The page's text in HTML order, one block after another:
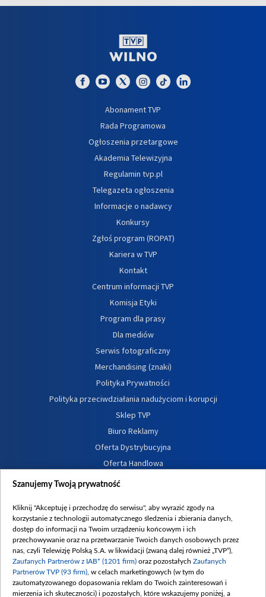
Abonament TVP
Rada Programowa
Ogłoszenia przetargowe
Akademia Telewizyjna
Regulamin tvp.pl
Telegazeta ogłoszenia
Informacje o nadawcy
Konkursy
Zgłoś program (ROPAT)
Kariera w TVP
Kontakt
Centrum informacji TVP
Komisja Etyki
Program dla prasy
Dla mediów
Serwis fotograficzny
Merchandising (znaki)
Polityka Prywatności
Polityka przeciwdziałania nadużyciom i korupcji
Sklep TVP
Biuro Reklamy
Oferta Dystrybucyjna
Oferta Handlowa
Dostępność
Procedura zgłoszeń wewnętrznych
Szanujemy Twoją prywatność
Kliknij "Akceptuję i przechodzę do serwisu", aby wyrazić zgody na
korzystanie z technologii automatycznego śledzenia i zbierania danych,
dostęp do informacji na Twoim urządzeniu końcowym i ich
przechowywanie oraz na przetwarzanie Twoich danych osobowych przez
nas, czyli Telewizję Polską S.A. w likwidacji (zwaną dalej również „TVP”),
Zaufanych Partnerów z IAB* (1201 firm) oraz pozostałych Zaufanych
Partnerów TVP (93 firm) , w celach marketingowych (w tym do
zautomatyzowanego dopasowania reklam do Twoich zainteresowań i
mierzenia ich skuteczności) i pozostałych, które wskazujemy poniżej, a